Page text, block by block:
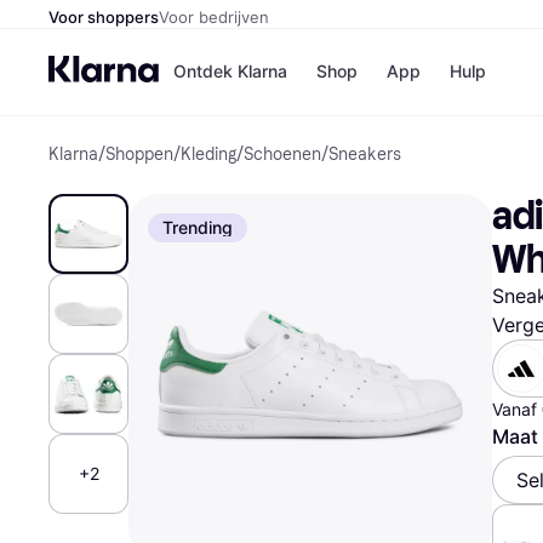
Voor shoppersVoor bedrijven
Ontdek Klarna Shop
Bol
H&M
App Hulp
Klarna/Shoppen/Kleding/Schoenen/Sneakers
Trending
+2
Vanaf
Maat